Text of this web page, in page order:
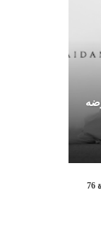
“بيّت الحس” ضمن المسابقة الرّسميّة للدّورة 76